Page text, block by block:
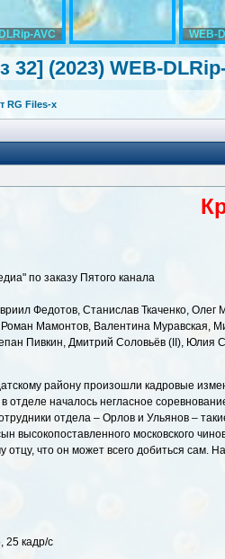
AVC WEB-
32] (2023) WEB-
RG Files-x
по заказу Пятого канала
Федотов, Станислав Ткаченко,
Мамонтов, Валентина Муравская,
Пивкин, Дмитрий Соловьёв (II),
району произошли кадровые
отделе началось негласное
отдела – Орлов и Ульянов –
высокопоставленного московского
отцу, что он может всего добиться сам.
25 кадр/с